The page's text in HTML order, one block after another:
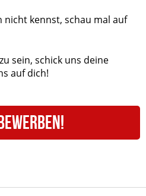
nicht kennst, schau mal auf
sein, schick uns deine
auf dich!